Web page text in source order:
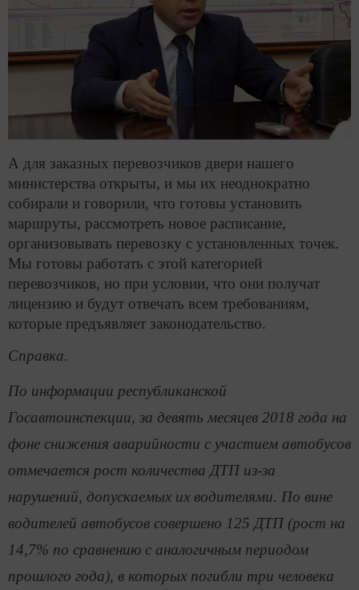
А для заказных перевозчиков двери нашего
министерства открыты, и мы их неоднократно
собирали и говорили, что готовы установить
маршруты, рассмотреть новое расписание,
организовывать перевозку с установленных точек.
Мы готовы работать с этой категорией
перевозчиков, но при условии, что они получат
лицензию и будут отвечать всем требованиям,
которые предъявляет законодательство.
Справка.
По информации республиканской
Госавтоинспекции, за девять месяцев 2018 года на
фоне снижения аварийности с участием автобусов
отмечается рост количества ДТП из-за
нарушений, допускаемых их водителями. По вине
водителей автобусов совершено 125 ДТП (рост на
14,7% по сравнению с аналогичным периодом
прошлого года), в которых погибли три человека